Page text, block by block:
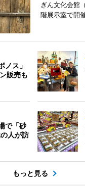
ぎん文化会館
階展示室で開
ノス」
販売も
で「砂
人が訪
もっと見る